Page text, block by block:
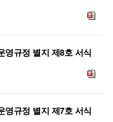
영규정 별지 제8호 서식
영규정 별지 제7호 서식